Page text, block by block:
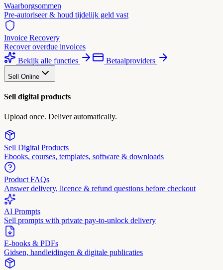
Waarborgsommen
Pre-autoriseer & houd tijdelijk geld vast
Invoice Recovery
Recover overdue invoices
Bekijk alle functies
Betaalproviders
Sell Online
Sell digital products
Upload once. Deliver automatically.
Sell Digital Products
Ebooks, courses, templates, software & downloads
Product FAQs
Answer delivery, licence & refund questions before checkout
AI Prompts
Sell prompts with private pay-to-unlock delivery
E-books & PDFs
Gidsen, handleidingen & digitale publicaties